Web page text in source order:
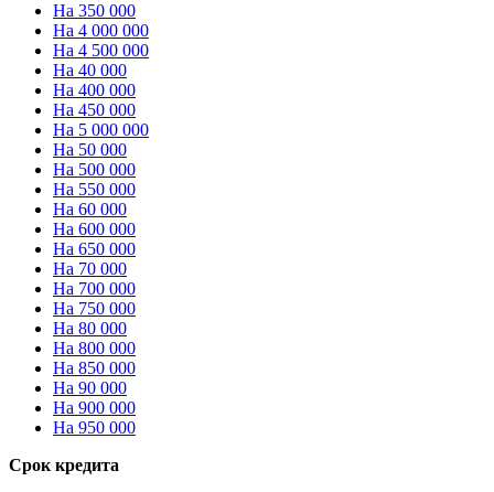
На 350 000
На 4 000 000
На 4 500 000
На 40 000
На 400 000
На 450 000
На 5 000 000
На 50 000
На 500 000
На 550 000
На 60 000
На 600 000
На 650 000
На 70 000
На 700 000
На 750 000
На 80 000
На 800 000
На 850 000
На 90 000
На 900 000
На 950 000
Срок кредита